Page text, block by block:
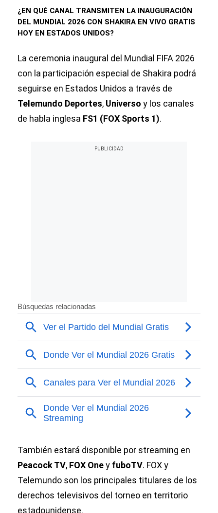
¿EN QUÉ CANAL TRANSMITEN LA INAUGURACIÓN
DEL MUNDIAL 2026 CON SHAKIRA EN VIVO GRATIS
HOY EN ESTADOS UNIDOS?
La ceremonia inaugural del Mundial FIFA 2026
con la participación especial de Shakira podrá
seguirse en Estados Unidos a través de
Telemundo Deportes, Universo y los canales
de habla inglesa FS1 (FOX Sports 1).
También estará disponible por streaming en
Peacock TV, FOX Oney fuboTV. FOX y
Telemundo son los principales titulares de los
derechos televisivos del torneo en territorio
estadounidense.